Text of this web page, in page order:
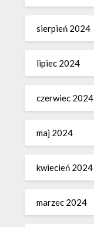
sierpień 2024
lipiec 2024
czerwiec 2024
maj 2024
kwiecień 2024
marzec 2024